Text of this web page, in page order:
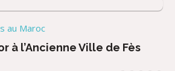
au Maroc
à l’Ancienne Ville de Fès